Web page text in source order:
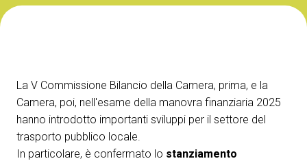
Media arrow_right
La V Commissione Bilancio della Camera, prima, e la
Camera, poi, nell'esame della manovra finanziaria 2025
hanno introdotto importanti sviluppi per il settore del
trasporto pubblico locale.
In particolare, è confermato lo stanziamento